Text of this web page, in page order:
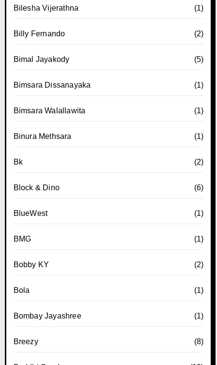
Bilesha Vijerathna (1)
Billy Fernando (2)
Bimal Jayakody (5)
Bimsara Dissanayaka (1)
Bimsara Walallawita (1)
Binura Methsara (1)
Bk (2)
Block & Dino (6)
BlueWest (1)
BMG (1)
Bobby KY (2)
Bola (1)
Bombay Jayashree (1)
Breezy (8)